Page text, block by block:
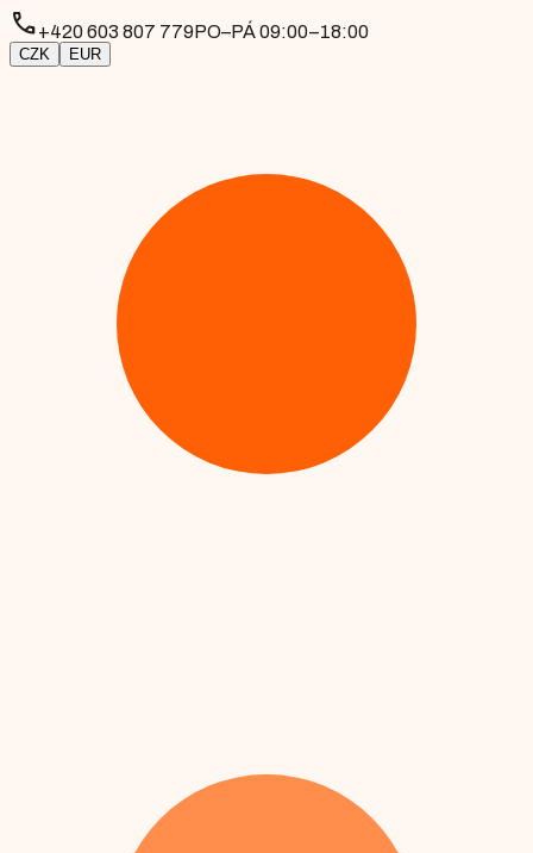
phone+420 603 807 779PO–PÁ 09:00–18:00
CZK EUR